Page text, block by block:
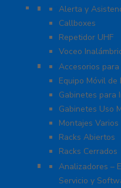
Soluciones
Alerta y
Callboxes
Repetidor UHF
Voceo
Racks y
Accesorios
Equipo Móvil de
Gabinetes para
Gabinetes Uso
Montajes Varios
Racks Abiertos
Racks Cerrados
Equipo de
Analizadores –
Servicio y